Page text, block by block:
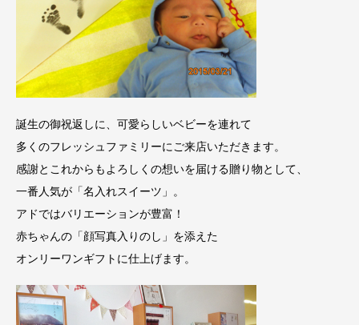
誕生の御祝返しに、可愛らしいベビーを連れて
多くのフレッシュファミリーにご来店いただきます。
感謝とこれからもよろしくの想いを届ける贈り物として、
一番人気が「名入れスイーツ」。
アドではバリエーションが豊富！
赤ちゃんの「顔写真入りのし」を添えた
オンリーワンギフトに仕上げます。